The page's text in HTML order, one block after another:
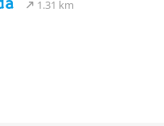
1.31 km